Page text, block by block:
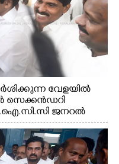
വേളയിൽ
സെക്കൻഡറി
ജനറൽ
എം.പി കുരുന്നിനെ
എക്സൈസ്
മന്ത്രി ടി. സിദ്ദിഖ്,
സമീപം